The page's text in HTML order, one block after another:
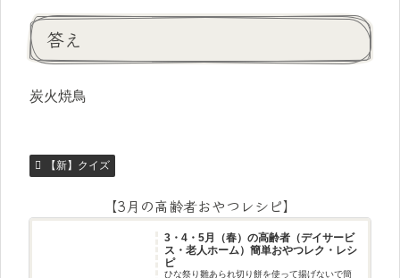
答え
炭火焼鳥
【新】クイズ
【3月の高齢者おやつレシピ】
3・4・5月（春）の高齢者（デイサービ
ス・老人ホーム）簡単おやつレク・レシ
ピ
ひな祭り雛あられ切り餅を使って揚げないで簡